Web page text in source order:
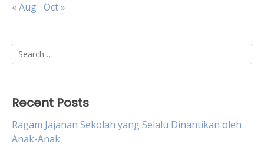
« Aug Oct »
Search
for:
Recent Posts
Ragam Jajanan Sekolah yang Selalu Dinantikan oleh
Anak-Anak